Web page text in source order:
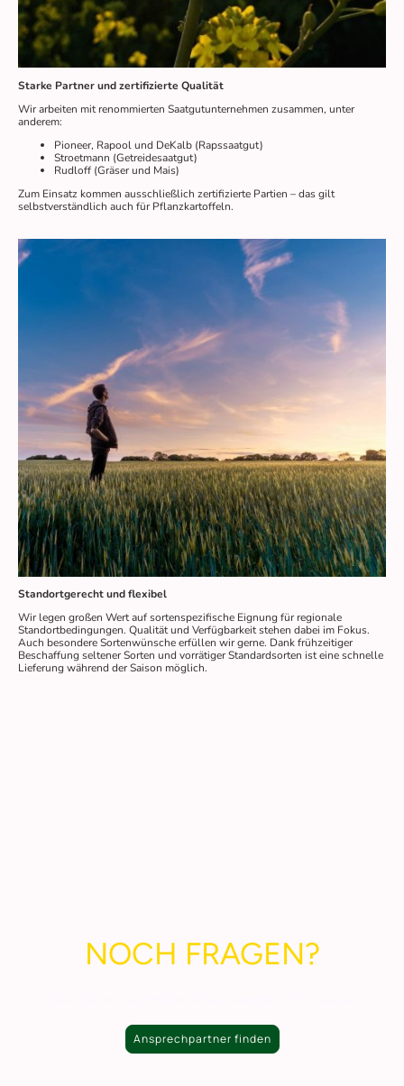
Starke Partner und zertifizierte Qualität
Wir arbeiten mit renommierten Saatgutunternehmen zusammen, unter
anderem:
Pioneer, Rapool und DeKalb (Rapssaatgut)
Stroetmann (Getreidesaatgut)
Rudloff (Gräser und Mais)
Zum Einsatz kommen ausschließlich zertifizierte Partien – das gilt
selbstverständlich auch für Pflanzkartoffeln.
Standortgerecht und flexibel
Wir legen großen Wert auf sortenspezifische Eignung für regionale
Standortbedingungen. Qualität und Verfügbarkeit stehen dabei im Fokus.
Auch besondere Sortenwünsche erfüllen wir gerne. Dank frühzeitiger
Beschaffung seltener Sorten und vorrätiger Standardsorten ist eine schnelle
Lieferung während der Saison möglich.
NOCH FRAGEN?
Ansprechpartner finden